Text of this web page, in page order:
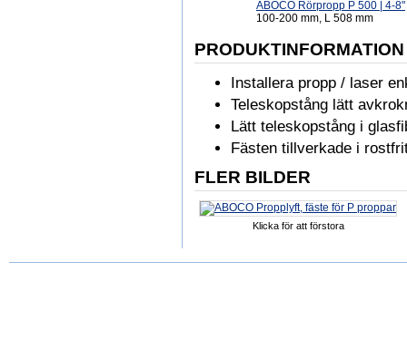
ABOCO Rörpropp P 500 | 4-8"
100-200 mm, L 508 mm
PRODUKTINFORMATION
Installera propp / laser
Teleskopstång lätt
Lätt teleskopstång i
Fästen tillverkade i
FLER BILDER
Klicka för att förstora